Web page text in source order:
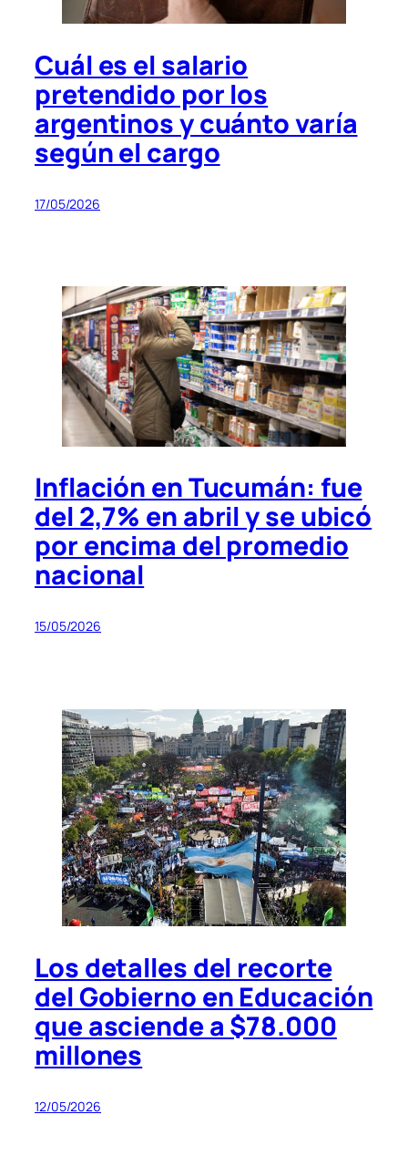
Cuál es el salario
pretendido por los
argentinos y cuánto varía
según el cargo
17/05/2026
Inflación en Tucumán: fue
del 2,7% en abril y se ubicó
por encima del promedio
nacional
15/05/2026
Los detalles del recorte
del Gobierno en Educación
que asciende a $78.000
millones
12/05/2026